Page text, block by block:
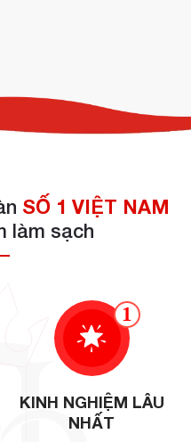
SỐ 1 VIỆT NAM
làm sạch
1
KINH NGHIỆM LÂU
NHẤT